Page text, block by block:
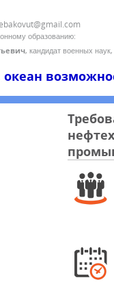
образованию:
, кандидат военных